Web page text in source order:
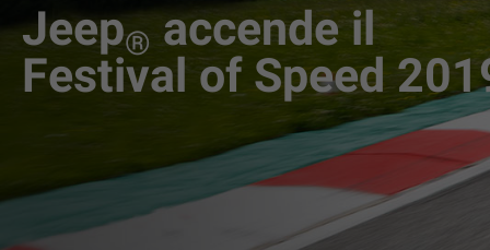
Jeep® accende il
Festival of Speed